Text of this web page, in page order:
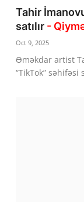
Tahir
satılır -
Oct 9, 2025
Əməkdar artist
“TikTok” səhifəsi